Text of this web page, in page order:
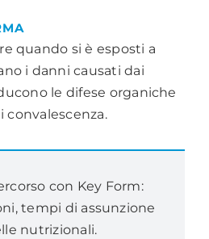
quando si è esposti a
i danni causati dai
le difese organiche
con Key Form:
tempi di assunzione
nutrizionali.